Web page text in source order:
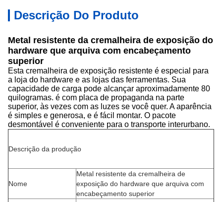
Descrição Do Produto
Metal resistente da cremalheira de exposição do
hardware que arquiva com encabeçamento
superior
Esta cremalheira de exposição resistente é especial para
a loja do hardware e as lojas das ferramentas. Sua
capacidade de carga pode alcançar aproximadamente 80
quilogramas. é com placa de propaganda na parte
superior, às vezes com as luzes se você quer. A aparência
é simples e generosa, e é fácil montar. O pacote
desmontável é conveniente para o transporte interurbano.
Descrição da produção
Nome
Metal resistente da cremalheira de
exposição do hardware que arquiva com
encabeçamento superior